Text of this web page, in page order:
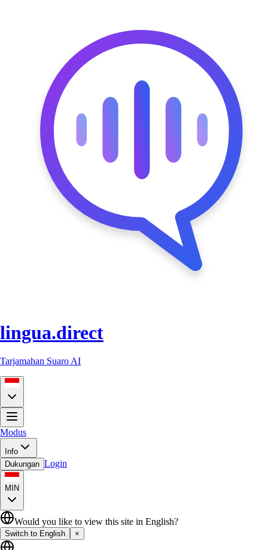
lingua.direct
Tarjamahan Suaro AI
Modus
Info
Dukungan Login
MIN
Would you like to view this site in English?
Switch to English ×